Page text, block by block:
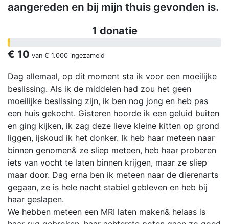
aangereden en bij mijn thuis gevonden is.
1 donatie
€ 10 van € 1.000 ingezameld
Dag allemaal, op dit moment sta ik voor een moeilijke
beslissing. Als ik de middelen had zou het geen
moeilijke beslissing zijn, ik ben nog jong en heb pas
een huis gekocht. Gisteren hoorde ik een geluid buiten
en ging kijken, ik zag deze lieve kleine kitten op grond
liggen, ijskoud ik het donker. Ik heb haar meteen naar
binnen genomen& ze sliep meteen, heb haar proberen
iets van vocht te laten binnen krijgen, maar ze sliep
maar door. Dag erna ben ik meteen naar de dierenarts
gegaan, ze is hele nacht stabiel gebleven en heb bij
haar geslapen.
We hebben meteen een MRI laten maken& helaas is